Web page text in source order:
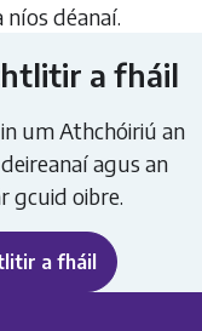
déanaí.
a fháil
um Athchóiriú an
agus an
gcuid oibre.
a fháil